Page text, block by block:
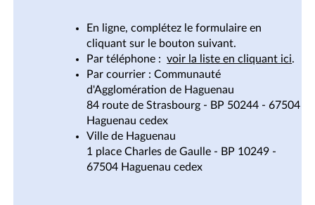
En ligne, complétez le formulaire en
cliquant sur le bouton suivant.
Par téléphone :voir la liste en cliquant ici.
Par courrier : Communauté
d'Agglomération de Haguenau
84 route de Strasbourg - BP 50244 - 67504
Haguenau cedex
Ville de Haguenau
1 place Charles de Gaulle - BP 10249 -
67504 Haguenau cedex